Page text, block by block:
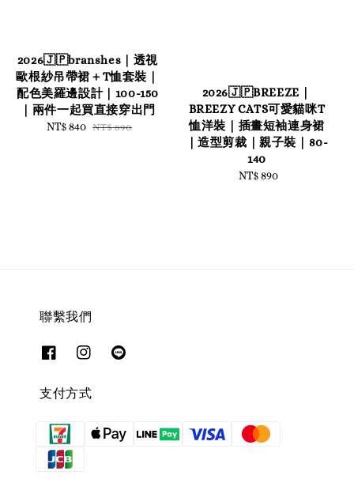
2026🇯🇵branshes｜透視
歐根紗吊帶裙＋T恤套裝｜
配色美羅邊設計｜100-150
｜兩件一起買直接穿出門
Sale
NT$ 840 Regular
NT$ 890
2026🇯🇵BREEZE｜
BREEZY CATS可愛貓咪T
恤洋裝｜插畫短袖連身裙
｜造型剪裁｜親子裝｜80-
140
Regular
NT$ 890
聯繫我們
支付方式